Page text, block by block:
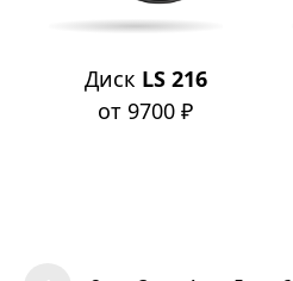
Диск LS 216
от 9700 ₽